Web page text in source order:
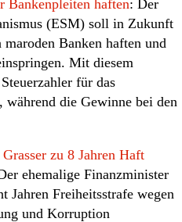
Bankenpleiten haften: Der
(ESM) soll in Zukunft
Banken haften und
Mit diesem
für das
die Gewinne bei den
zu 8 Jahren Haft
ehemalige Finanzminister
Jahren Freiheitsstrafe wegen
und Korruption